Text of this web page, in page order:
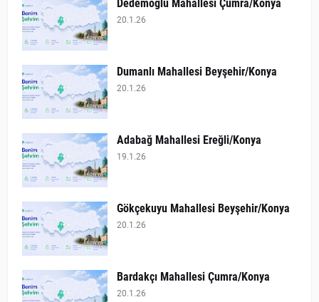
Dedemoğlu Mahallesi Çumra/Konya
20.1.26
Dumanlı Mahallesi Beyşehir/Konya
20.1.26
Adabağ Mahallesi Ereğli/Konya
19.1.26
Gökçekuyu Mahallesi Beyşehir/Konya
20.1.26
Bardakçı Mahallesi Çumra/Konya
20.1.26